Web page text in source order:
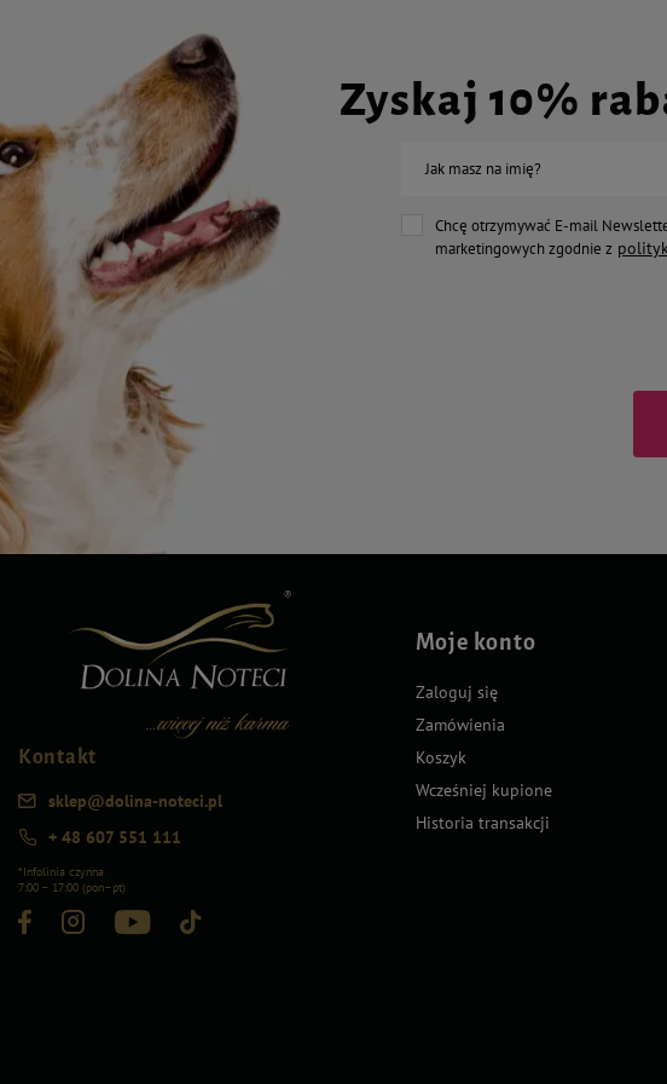
Zyskaj 10%
Jak masz na imię?
Chcę otrzymywać E-mail
marketingowych zgodnie z
Kontakt
sklep@dolina-noteci.pl
+ 48 607 551 111
*Infolinia czynna
7:00 – 17:00 (pon–pt)
Moje konto
Zaloguj się
Zamówienia
Koszyk
Wcześniej kupione
Historia transakcji